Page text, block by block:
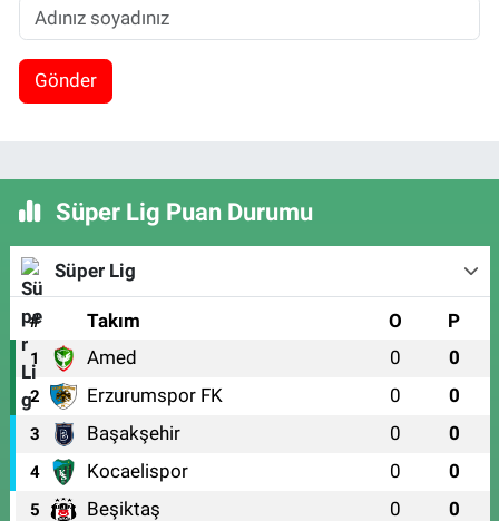
Gönder
Süper Lig Puan Durumu
Süper Lig
# Takım O P
1 Amed 0 0
2 Erzurumspor FK 0 0
3 Başakşehir 0 0
4 Kocaelispor 0 0
5 Beşiktaş 0 0